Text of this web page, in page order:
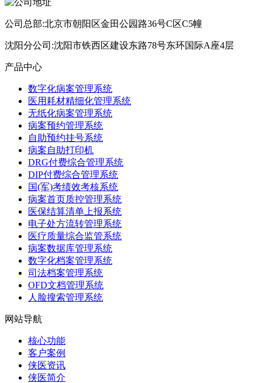
公司总部:北京市朝阳区金田公园路36号C区C5幢
沈阳分公司:沈阳市铁西区建设东路78号东环国际A座4层
产品中心
数字化病案管理系统
医用耗材精细化管理系统
无纸化病案管理系统
病案预约管理系统
自助预约挂号系统
病案自助打印机
DRG付费综合管理系统
DIP付费综合管理系统
国(军)考绩效考核系统
病案首页质控管理系统
医保结算清单上报系统
电子处方流转管理系统
医疗质量综合监管系统
病案数据库管理系统
数字化档案管理系统
司法档案管理系统
OFD文档管理系统
人脸搜索管理系统
网站导航
核心功能
客户案例
侠医资讯
侠医简介